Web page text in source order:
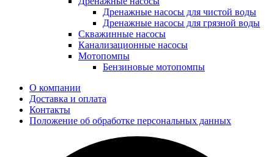
Дренажные насосы для чистой воды
Дренажные насосы для грязной воды
Скважинные насосы
Канализационные насосы
Мотопомпы
Бензиновые мотопомпы
О компании
Доставка и оплата
Контакты
Положение об обработке персональных данных